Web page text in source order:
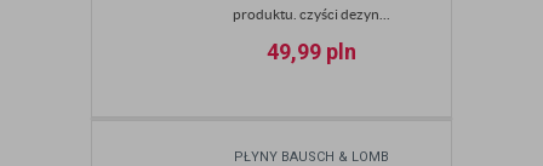
produktu. czyści dezyn...
49,99 pln
PŁYNY BAUSCH & LOMB